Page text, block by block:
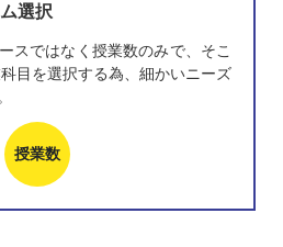
選択
スではなく授業数のみで、そこ
目を選択する為、細かいニーズ
授業数